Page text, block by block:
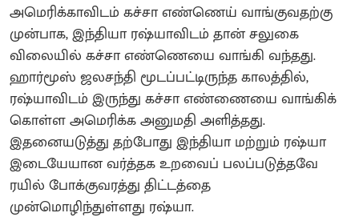
அமெரிக்காவிடம் கச்சா எண்ணெய் வாங்குவதற்கு
முன்பாக, இந்தியா ரஷ்யாவிடம் தான் சலுகை
விலையில் கச்சா எண்ணெயை வாங்கி வந்தது.
ஹார்மூஸ் ஜலசந்தி மூடப்பட்டிருந்த காலத்தில்,
ரஷ்யாவிடம் இருந்து கச்சா எண்ணையை வாங்கிக்
கொள்ள அமெரிக்க அனுமதி அளித்தது.
இதனையடுத்து தற்போது இந்தியா மற்றும் ரஷ்யா
இடையேயான வர்த்தக உறவைப் பலப்படுத்தவே
ரயில் போக்குவரத்து திட்டத்தை
முன்மொழிந்துள்ளது ரஷ்யா.